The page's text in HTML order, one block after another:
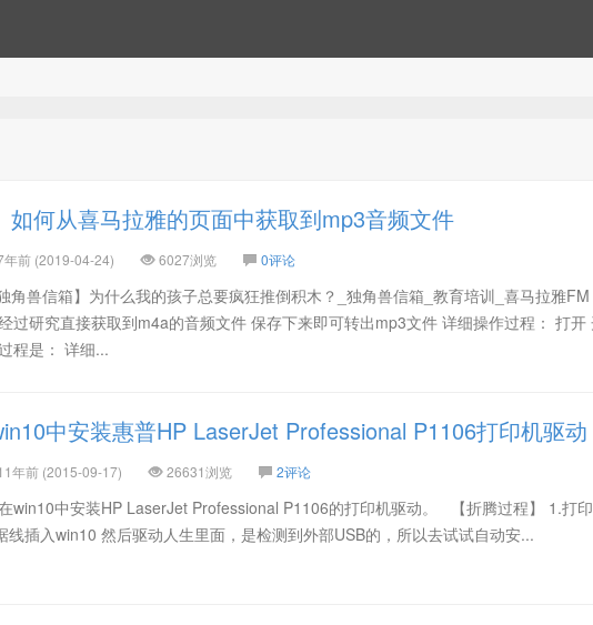
如何从喜马拉雅的页面中获取到mp3音频文件
年前 (2019-04-24) 6027浏览 0评论
角兽信箱】为什么我的孩子总要疯狂推倒积木？_独角兽信箱_教育培训_喜马拉雅FM
过研究直接获取到m4a的音频文件 保存下来即可转出mp3文件 详细操作过程： 打开
程是： 详细...
中安装惠普HP LaserJet Professional P1106打印机驱动
年前 (2015-09-17) 26631浏览 2评论
在win10中安装HP LaserJet Professional P1106的打印机驱动。 【折腾过程】 1.打
线插入win10 然后驱动人生里面，是检测到外部USB的，所以去试试自动安...